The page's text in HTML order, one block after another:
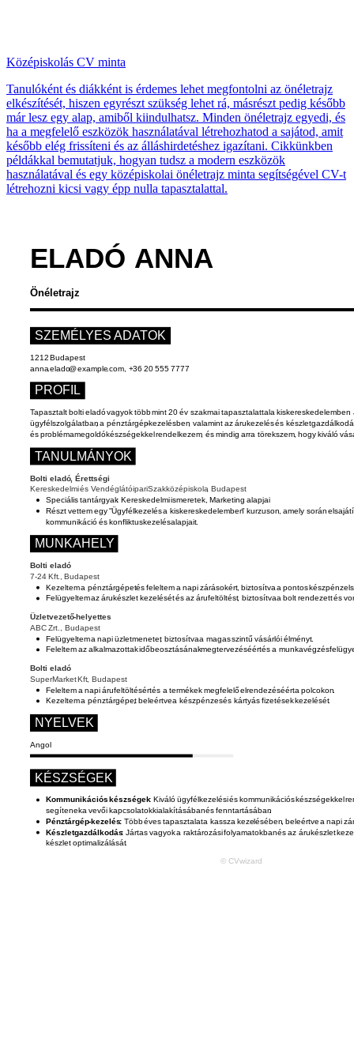
Középiskolás CV minta
Tanulóként és diákként is érdemes lehet megfontolni az önéletrajz
elkészítését, hiszen egyrészt szükség lehet rá, másrészt pedig később
már lesz egy alap, amiből kiindulhatsz. Minden önéletrajz egyedi, és
ha a megfelelő eszközök használatával létrehozhatod a sajátod, amit
később elég frissíteni és az álláshirdetéshez igazítani. Cikkünkben
példákkal bemutatjuk, hogyan tudsz a modern eszközök
használatával és egy középiskolai önéletrajz minta segítségével CV-t
létrehozni kicsi vagy épp nulla tapasztalattal.